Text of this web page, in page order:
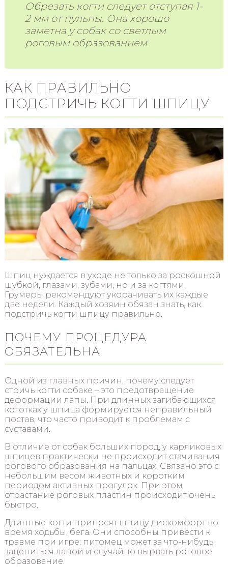
Обрезать когти следует отступая 1-
2 мм от пульпы. Она хорошо
заметна у собак со светлым
роговым образованием.
КАК ПРАВИЛЬНО
ПОДСТРИЧЬ КОГТИ ШПИЦУ
Шпиц нуждается в уходе не только за роскошной
шубкой, глазами, зубами, но и за когтями.
Грумеры рекомендуют укорачивать их каждые
две недели. Каждый хозяин обязан знать, как
подстричь когти шпицу правильно.
ПОЧЕМУ ПРОЦЕДУРА
ОБЯЗАТЕЛЬНА
Одной из главных причин, почему следует
стричь когти собаке – это предотвращение
деформации лапы. При длинных загибающихся
коготках у шпица формируется неправильный
постав, что часто приводит к проблемам с
суставами.
В отличие от собак больших пород, у карликовых
шпицев практически не происходит стачивания
рогового образования на пальцах. Связано это с
небольшим весом животных и коротким
периодом активных прогулок. При этом
отрастание роговых пластин происходит очень
быстро.
Длинные когти приносят шпицу дискомфорт во
время ходьбы, бега. Они способны привести к
травме при игре: питомец может за что-нибудь
зацепиться лапой и случайно вырвать роговое
образование.